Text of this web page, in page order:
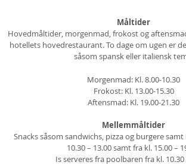
Måltider
Hovedmåltider, morgenmad, frokost og
hotellets hovedrestaurant. To dage om ugen er
såsom spansk eller italiensk
Morgenmad: Kl. 8.00-10.30
Frokost: Kl. 13.00-15.30
Aftensmad: Kl. 19.00-21.30
Mellemmåltider
Snacks såsom sandwichs, pizza og burgere samt
10.30 – 13.00 samt fra kl. 15.00 –
Is serveres fra poolbaren fra kl. 10.30